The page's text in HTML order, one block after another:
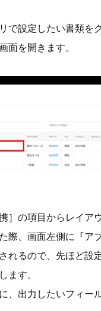
で設定したい書類を
面を開きます。
の項目からレイア
際、画面左側に『ア
れるので、先ほど設
ます。
、出力したいフィー